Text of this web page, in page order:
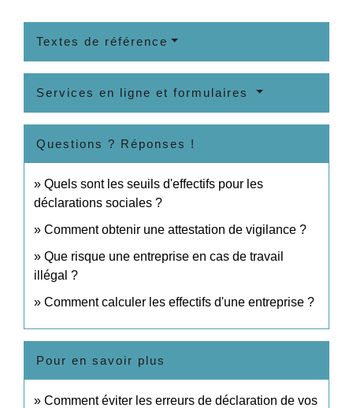
Textes de référence
Services en ligne et formulaires
Questions ? Réponses !
Quels sont les seuils d'effectifs pour les
déclarations sociales ?
Comment obtenir une attestation de vigilance ?
Que risque une entreprise en cas de travail
illégal ?
Comment calculer les effectifs d'une entreprise ?
Pour en savoir plus
Comment éviter les erreurs de déclaration de vos